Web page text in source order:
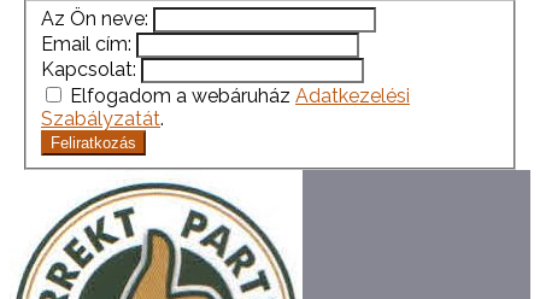
Az Ön neve:
Email cím:
Kapcsolat:
Elfogadom a webáruház Adatkezelési
Szabályzatát.
Feliratkozás